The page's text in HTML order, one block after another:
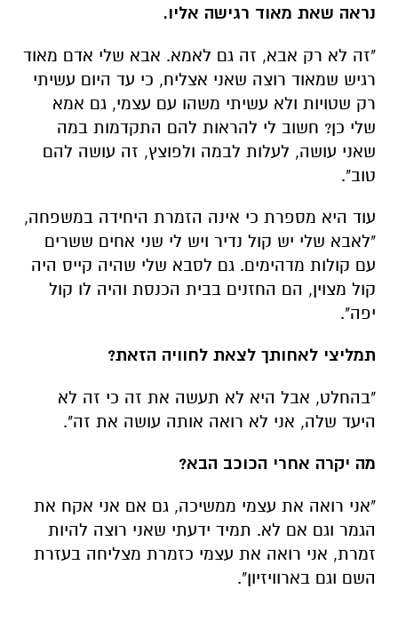
נראה שאת מאוד רגישה אליו.
"זה לא רק אבא, זה גם לאמא. אבא שלי אדם מאוד
רגיש שמאוד רוצה שאני אצליח, כי עד היום עשיתי
רק שטויות ולא עשיתי משהו עם עצמי, גם אמא
שלי כן? חשוב לי להראות להם התקדמות במה
שאני עושה, לעלות לבמה ולפוצץ, זה עושה להם
טוב".
עוד היא מספרת כי אינה הזמרת היחידה במשפחה,
"לאבא שלי יש קול נדיר ויש לי שני אחים ששרים
עם קולות מדהימים. גם לסבא שלי שהיה קייס היה
קול מצוין, הם החזנים בבית הכנסת והיה לו קול
יפה".
תמליצי לאחותך לצאת לחוויה הזאת?
"בהחלט, אבל היא לא תעשה את זה כי זה לא
היעד שלה, אני לא רואה אותה עושה את זה".
מה יקרה אחרי הכוכב הבא?
"אני רואה את עצמי ממשיכה, גם אם אני אקח את
הגמר וגם אם לא. תמיד ידעתי שאני רוצה להיות
זמרת, אני רואה את עצמי כזמרת מצליחה בעזרת
השם וגם בארוויזיון".